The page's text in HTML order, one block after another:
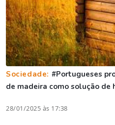
Sociedade: #Portugueses
de madeira como solução de
28/01/2025 às 17:38